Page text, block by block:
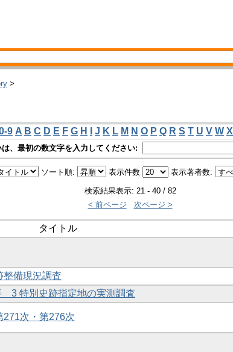
>
9 A B C D E F G H J K L M N O P Q R S T U V W X
、最初の数文字を入力してください:
ソート順: 表示件数 表示著者数:
検索結果表示: 21 - 40 / 82
< 前ページ
次ページ >
タイトル
整備現況調査
3 特別史跡指定地の実測調査
次・第276次